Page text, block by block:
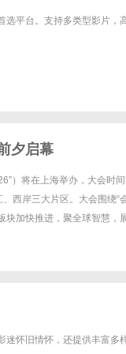
选平台。支持多类型影片，
夕启幕
）将在上海举办，大会时间
西岸三大片区。大会围绕“
块加快推进，聚全球智慧，
迷怀旧情怀，还提供丰富多